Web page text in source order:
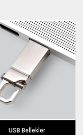
USB Bellekler